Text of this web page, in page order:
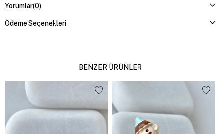
Yorumlar(0)
Ödeme Seçenekleri
BENZER ÜRÜNLER